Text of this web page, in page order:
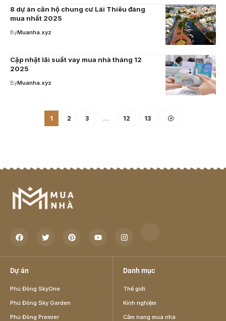
8 dự án căn hộ chung cư Lái Thiêu đáng
mua nhất 2025
ByMuanha.xyz
Cập nhật lãi suất vay mua nhà tháng 12
2025
ByMuanha.xyz
1 2 3 … 12 13
Dự án
Phú Đông SkyOne
Phú Đông Sky Garden
Phú Đông Premier
Danh mục
Thế giới
Kinh nghiệm
Cẩm nang mua nhà